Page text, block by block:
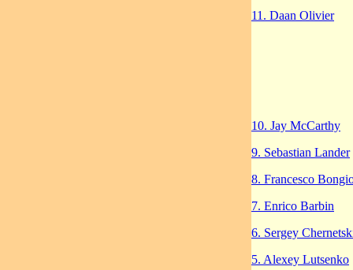
11. Daan Olivier
10. Jay McCarthy
9. Sebastian Lander
8. Francesco
7. Enrico Barbin
6. Sergey
5. Alexey Lutsenko